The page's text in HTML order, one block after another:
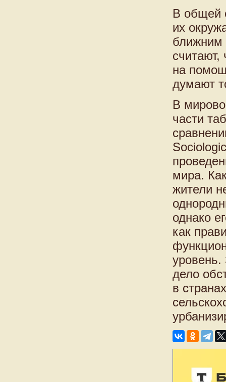
В общей
их
ближним
на
думают
В
части
мира.
жители
однако
как
уровень.
дело
в